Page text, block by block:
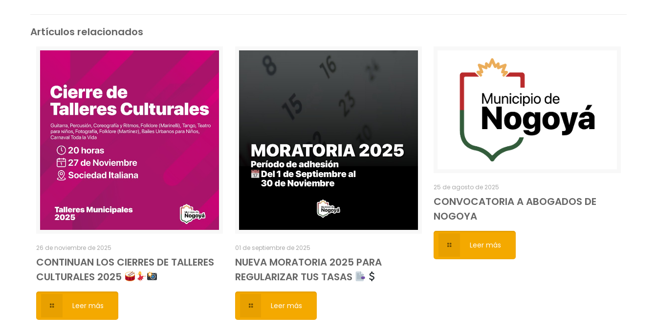
Artículos relacionados
26 de noviembre de 2025
CONTINUAN LOS CIERRES DE TALLERES
CULTURALES 2025
Leer más
01 de septiembre de 2025
NUEVA MORATORIA 2025 PARA
REGULARIZAR TUS TASAS
Leer más
25 de agosto de 2025
CONVOCATORIA A ABOGADOS DE
NOGOYA
Leer más